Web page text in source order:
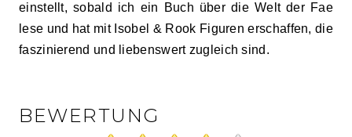
einstellt, sobald ich ein Buch über die Welt der Fae
lese und hat mit Isobel & Rook Figuren erschaffen, die
faszinierend und liebenswert zugleich sind.
BEWERTUNG